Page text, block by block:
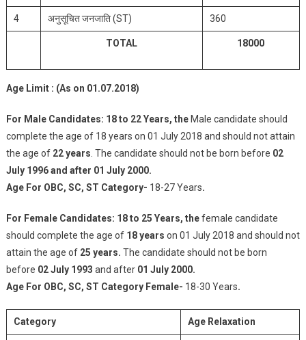
4 अनुसूचित जनजाति (ST) 360
TOTAL 18000
Age Limit : (As on 01.07.2018)
For Male Candidates: 18 to 22 Years, the Male candidate should
complete the age of 18 years on 01 July 2018 and should not attain
the age of 22 years . The candidate should not be born before 02
July 1996 and after 01 July 2000.
Age For OBC, SC, ST Category- 18-27 Years.
For Female Candidates: 18 to 25 Years, thefemale candidate
should complete the age of 18 years on 01 July 2018 and should not
attain the age of 25 years. The candidate should not be born
before 02 July 1993 and after01 July 2000.
Age For OBC, SC, ST Category Female- 18-30 Years.
Category Age Relaxation